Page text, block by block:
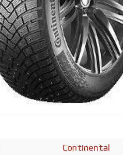
Continental